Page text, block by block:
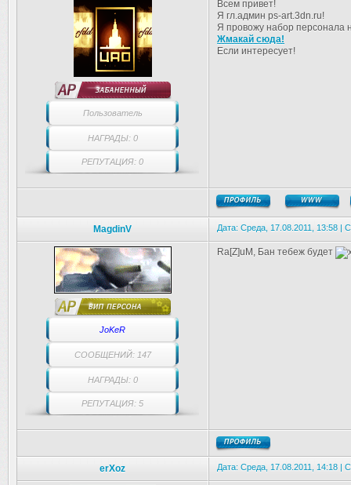
Пользователь
НАГРАДЫ: 0
РЕПУТАЦИЯ: 0
Всем привет!
Я гл.админ ps-art.3dn.ru!
Я провожу набор персонала
Жмакай сюда!
Если интересует!
MagdinV Дата: Среда, 17.08.2011, 13:58 |
JoKeR
СООБЩЕНИЙ: 147
НАГРАДЫ: 0
РЕПУТАЦИЯ: 5
Ra[Z]uM, Бан тебеж будет
erXoz Дата: Среда, 17.08.2011, 14:18 |